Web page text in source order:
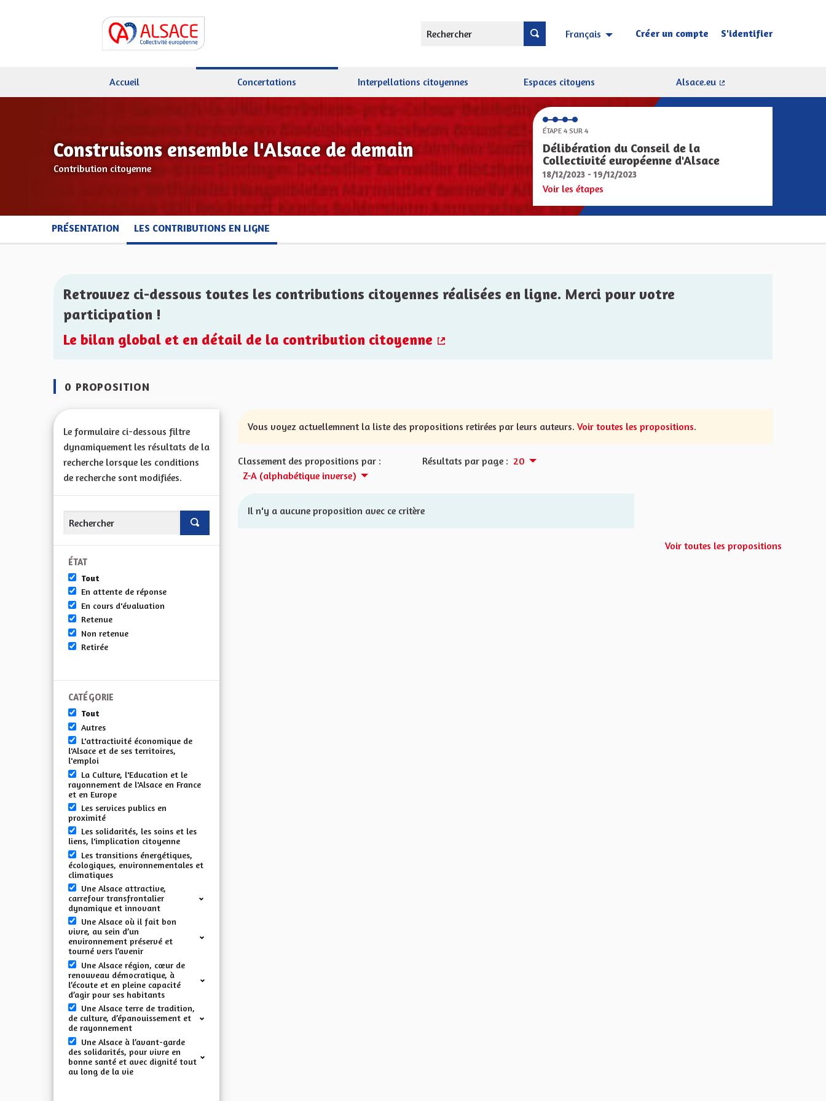
Rechercher Français Choisir la langue Sprache wählen
Créer un compte S'identifier
Accueil Concertations Interpellations citoyennes Espaces citoyens
Alsace.eu
Construisons ensemble l'Alsace de demain
Contribution citoyenne
ÉTAPE 4 SUR 4
Délibération du Conseil de la
Collectivité européenne d'Alsace
18/12/2023 - 19/12/2023
Voir les étapes
PRÉSENTATION LES CONTRIBUTIONS EN LIGNE
Retrouvez ci-dessous toutes les contributions citoyennes réalisées en ligne. Merci pour votre
participation !
Le bilan global et en détail de la contribution citoyenne
0 PROPOSITION
Le formulaire ci-dessous filtre
dynamiquement les résultats de la
recherche lorsque les conditions
de recherche sont modifiées.
ÉTAT
Tout
En attente de réponse
En cours d'évaluation
Retenue
Non retenue
Retirée
CATÉGORIE
Tout
Autres
L'attractivité économique de
l'Alsace et de ses territoires,
l'emploi
La Culture, l'Education et le
rayonnement de l'Alsace en France
et en Europe
Les services publics en
proximité
Les solidarités, les soins et les
liens, l'implication citoyenne
Les transitions énergétiques,
écologiques, environnementales et
climatiques
Une Alsace attractive,
carrefour transfrontalier
dynamique et innovant
Une Alsace où il fait bon
vivre, au sein d’un
environnement préservé et
tourné vers l’avenir
Une Alsace région, cœur de
renouveau démocratique, à
l’écoute et en pleine capacité
d’agir pour ses habitants
Une Alsace terre de tradition,
de culture, d’épanouissement et
de rayonnement
Une Alsace à l’avant-garde
des solidarités, pour vivre en
bonne santé et avec dignité tout
au long de la vie
Vous voyez actuellemnent la liste des propositions retirées par leurs auteurs. Voir toutes les propositions.
Classement des propositions par :
Z-A (alphabétique inverse)
Résultats par page : 20
Il n'y a aucune proposition avec ce critère
Voir toutes les propositions